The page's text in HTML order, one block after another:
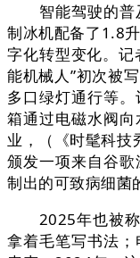
智能驾驶的普
制冰机配备了1.8
字化转型变化。记
能机械人”初次被
多口绿灯通行等
箱通过电磁水阀
业，（《时髦科技
颁发一项来自谷
制出的可致病细菌
2025年也被称
拿着毛笔写书法